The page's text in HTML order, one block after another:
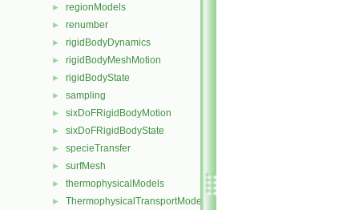
► regionModels
► renumber
► rigidBodyDynamics
► rigidBodyMeshMotion
► rigidBodyState
► sampling
► sixDoFRigidBodyMotion
► sixDoFRigidBodyState
► specieTransfer
► surfMesh
► thermophysicalModels
► ThermophysicalTransportModels